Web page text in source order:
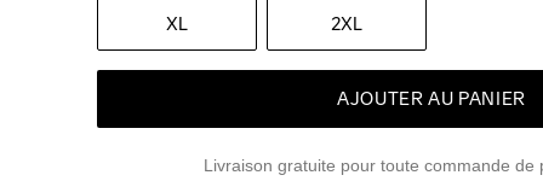
XL 2XL
AJOUTER AU PANIER
Livraison gratuite pour toute commande de